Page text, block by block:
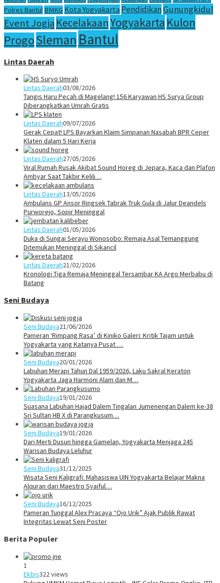
Polres Bantul BMKG Kota Yogyakarta PendidikanGunungkidul
Event Jogja KecelakaanYogyakarta Kulon
ProgoSleman Bantul
Lintas Daerah
Lintas Daerah03/08/2026
Tangis Haru Pecah di Magelang! 156 Karyawan HS Surya Group
Diberangkatkan Umrah Gratis
Lintas Daerah09/07/2026
Gerak Cepat! LPS Bayarkan Klaim Simpanan Nasabah BPR Ceper
Klaten dalam 5 Hari Kerja
Lintas Daerah27/05/2026
Viral Rumah Rusak Akibat Sound Horeg di Jepara, Kaca dan Plafon
Ambyar Saat Takbir Kelili…
Lintas Daerah13/05/2026
Ambulans GP Ansor Ringsek Tabrak Truk Gula di Jalur Deandels
Purworejo, Sopir Meninggal
Lintas Daerah01/05/2026
Duka di Sungai Serayu Wonosobo: Remaja Asal Temanggung
Ditemukan Meninggal di Sikancil
Lintas Daerah21/02/2026
Kronologi Tiga Remaja Meninggal Tersambar KA Argo Merbabu di
Batang
Seni Budaya
Seni Budaya21/06/2026
Pameran ‘Rimpang Rasa’ di Kiniko Galeri: Kritik Tajam untuk
Yogyakarta yang Katanya Pusat …
Seni Budaya20/01/2026
Labuhan Merapi Tahun Dal 1959/2026, Laku Sakral Keraton
Yogyakarta Jaga Harmoni Alam dan M…
Seni Budaya19/01/2026
Suasana Labuhan Hajad Dalem Tingalan Jumenengan Dalem ke-38
Sri Sultan HB X di Parangkusum…
Seni Budaya19/01/2026
Dari Merti Dusun hingga Gamelan, Yogyakarta Menjaga 245
Warisan Budaya Leluhur
Seni Budaya31/12/2025
Wisata Seni Kaligrafi: Mahasiswa UIN Yogyakarta Belajar Makna
Alquran dari Maestro Syaiful…
Seni Budaya16/12/2025
Pameran Tunggal Alex Pracaya “Ojo Urik” Ajak Publik Rawat
Integritas Lewat Seni Poster
Berita Populer
1
Ekbis322 views